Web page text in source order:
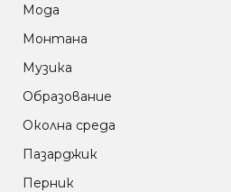
Мода
Монтана
Музика
Образование
Околна среда
Пазарджик
Перник